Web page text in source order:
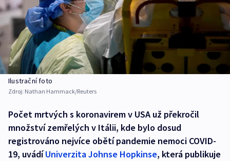
Ilustrační foto
Zdroj: Nathan Hammack/Reuters
Počet mrtvých s koronavirem v USA už překročil
množství zemřelých v Itálii, kde bylo dosud
registrováno nejvíce obětí pandemie nemoci COVID-
19, uvádíUniverzita Johnse Hopkinse, která publikuje